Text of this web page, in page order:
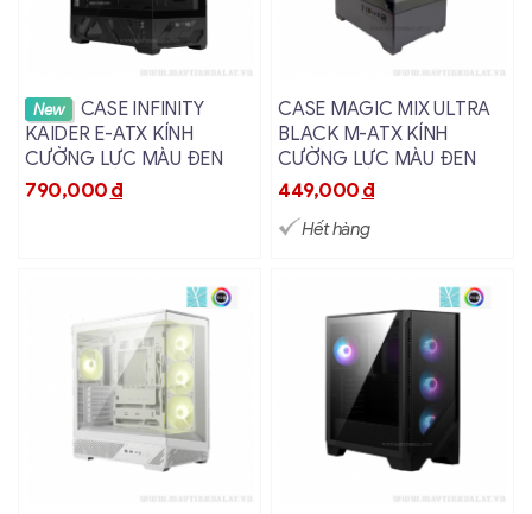
Xem chi tiết
New
CASE INFINITY
KAIDER E-ATX KÍNH
CƯỜNG LỰC MÀU ĐEN
790,000đ
Xem chi tiết
CASE MAGIC MIX ULTRA
BLACK M-ATX KÍNH
CƯỜNG LỰC MÀU ĐEN
449,000đ
Hết hàng